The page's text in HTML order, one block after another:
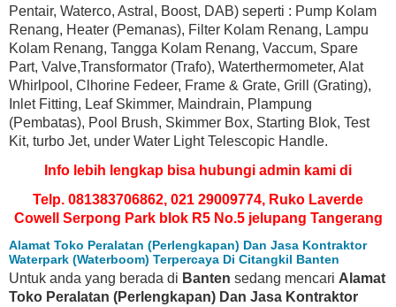
Pentair, Waterco, Astral, Boost, DAB) seperti : Pump Kolam
Renang, Heater (Pemanas), Filter Kolam Renang, Lampu
Kolam Renang, Tangga Kolam Renang, Vaccum, Spare
Part, Valve,Transformator (Trafo), Waterthermometer, Alat
Whirlpool, Clhorine Fedeer, Frame & Grate, Grill (Grating),
Inlet Fitting, Leaf Skimmer, Maindrain, Plampung
(Pembatas), Pool Brush, Skimmer Box, Starting Blok, Test
Kit, turbo Jet, under Water Light Telescopic Handle.
Info lebih lengkap bisa hubungi admin kami di
Telp. 081383706862, 021 29009774, Ruko Laverde
Cowell Serpong Park blok R5 No.5 jelupang Tangerang
Alamat Toko Peralatan (Perlengkapan) Dan Jasa Kontraktor
Waterpark (Waterboom) Terpercaya Di Citangkil Banten
Untuk anda yang berada di Banten sedang mencari Alamat
Toko Peralatan (Perlengkapan) Dan Jasa Kontraktor